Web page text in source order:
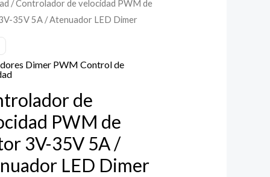
/ Controlador de velocidad PWM de
35V 5A / Atenuador LED Dimer
Dimer PWM Control de
de
PWM de
3V-35V 5A /
LED Dimer